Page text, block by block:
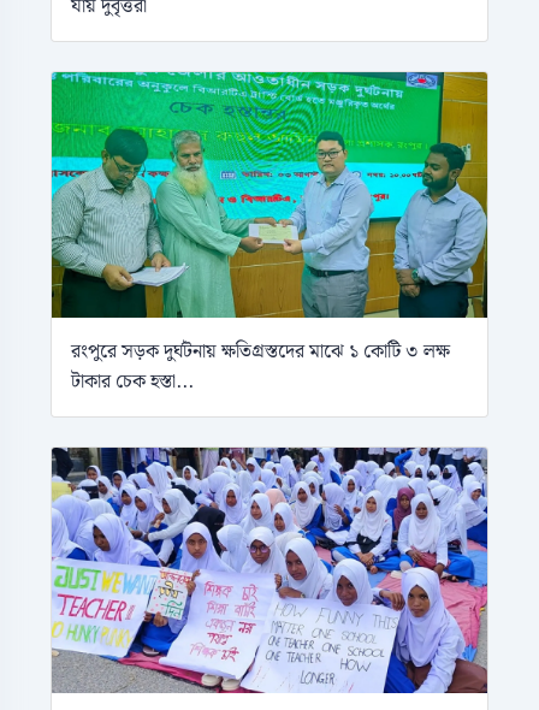
যায় দুর্বৃত্তরা
রংপুরে সড়ক দুর্ঘটনায় ক্ষতিগ্রস্তদের মাঝে ১ কোটি ৩ লক্ষ
টাকার চেক হস্তা...